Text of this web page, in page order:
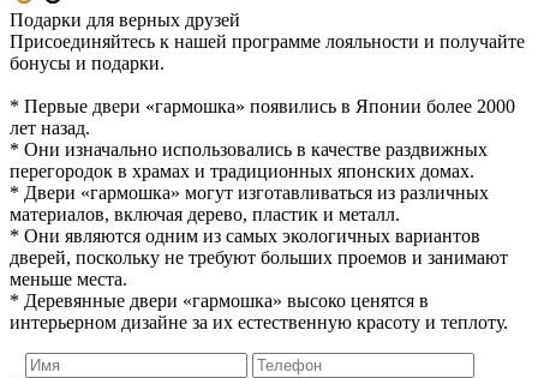
Подарки для верных друзей
Присоединяйтесь к нашей программе лояльности и получайте
бонусы и подарки.
* Первые двери «гармошка» появились в Японии более 2000
лет назад.
* Они изначально использовались в качестве раздвижных
перегородок в храмах и традиционных японских домах.
* Двери «гармошка» могут изготавливаться из различных
материалов, включая дерево, пластик и металл.
* Они являются одним из самых экологичных вариантов
дверей, поскольку не требуют больших проемов и занимают
меньше места.
* Деревянные двери «гармошка» высоко ценятся в
интерьерном дизайне за их естественную красоту и теплоту.